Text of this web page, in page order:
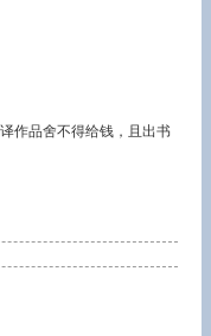
作品舍不得给钱，且出书